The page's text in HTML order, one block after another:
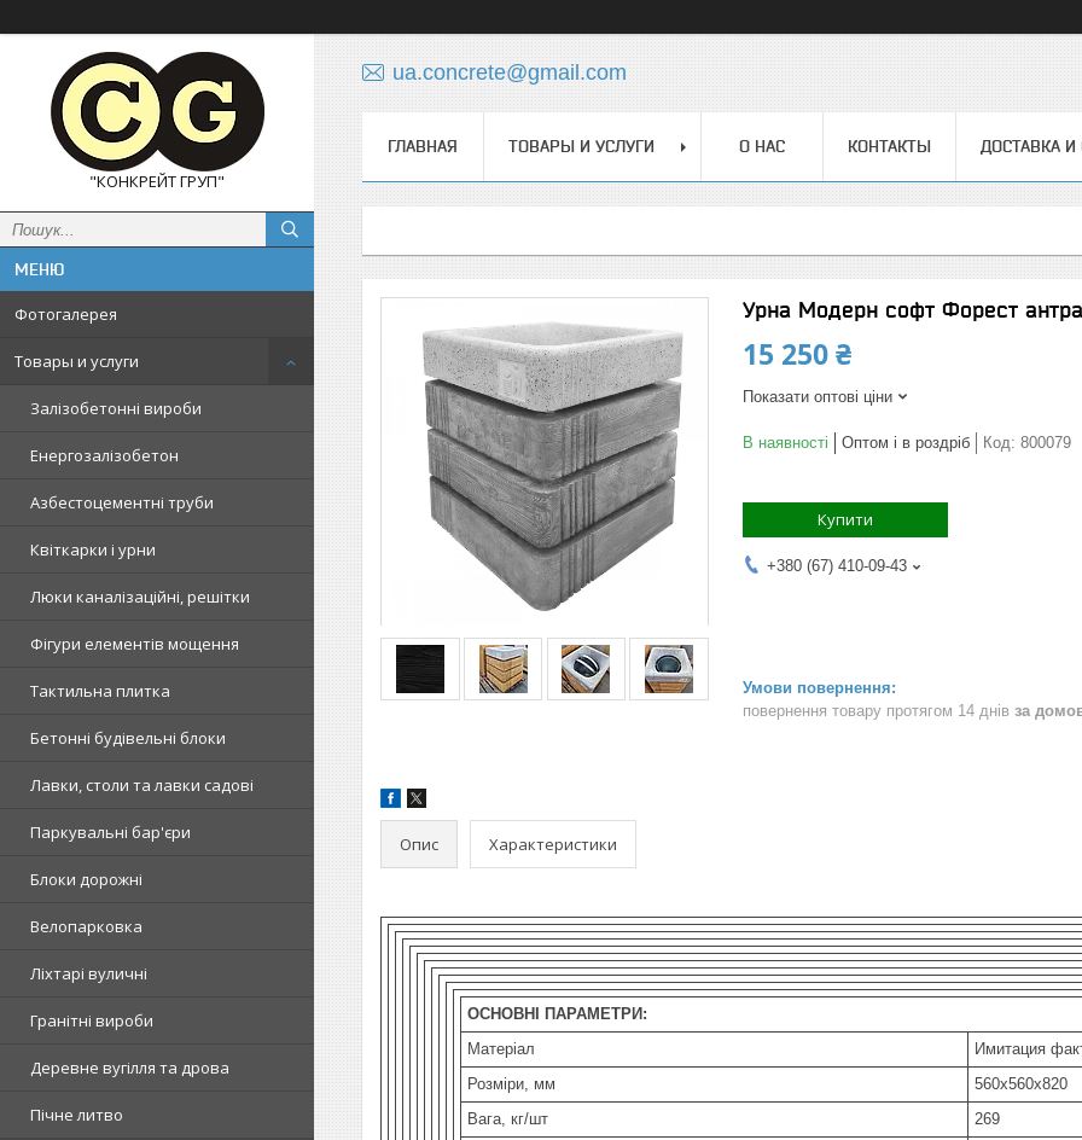
"КОНКРЕЙТ ГРУП"
Фотогалерея
Товары и услуги
Залізобетонні вироби
Енергозалізобетон
Азбестоцементні труби
Квіткарки і урни
Люки каналізаційні, решітки
Фігури елементів мощення
Тактильна плитка
Бетонні будівельні блоки
Лавки, столи та лавки садові
Паркувальні бар'єри
Блоки дорожні
Велопарковка
Ліхтарі вуличні
Гранітні вироби
Деревне вугілля та дрова
Пічне литво
ua.concrete@gmail.com
ГЛАВНАЯ ТОВАРЫ И УСЛУГИ О НАС КОНТАКТЫ ДОСТАВКА И
Урна Модерн софт Форест
15 250 ₴
Показати оптові ціни
В наявності Оптом і в роздріб Код: 800079
Купити
+380 (67) 410-09-43
повернення товару протягом 14 днів за
Опис Характеристики
ОСНОВНІ ПАРАМЕТРИ:
Матеріал
Имитация
Розміри, мм
560х560х820
Вага, кг/шт
269